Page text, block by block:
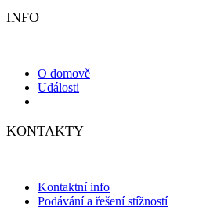
INFO
O domově
Události
KONTAKTY
Kontaktní info
Podávání a řešení stížností